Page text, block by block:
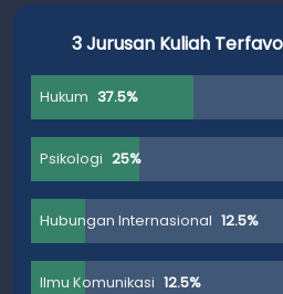
3 Jurusan Kuliah
Hukum 37.5%
Psikologi 25%
Hubungan Internasional 12.5%
Ilmu Komunikasi 12.5%